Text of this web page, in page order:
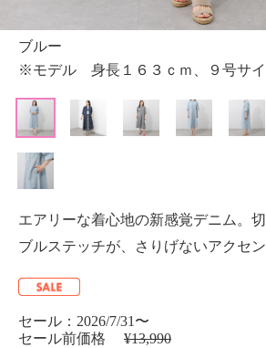
ブルー
※モデル 身長１６３ｃｍ、９号サイ
エアリーな着心地の新感覚デニム。
ブルステッチが、さりげないアクセン
セール：2026/7/31〜
セール前価格 ¥13,990